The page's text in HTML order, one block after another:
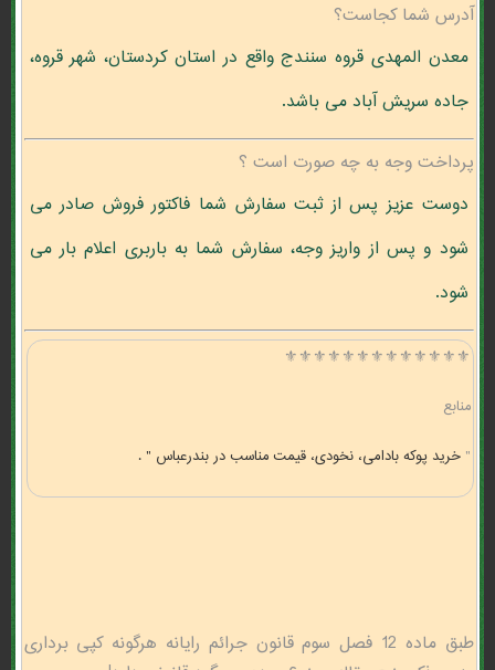
آدرس شما کجاست؟
معدن المهدی قروه سنندج واقع در استان کردستان، شهر قروه،
جاده سریش آباد می باشد.
پرداخت وجه به چه صورت است ؟
دوست عزیز پس از ثبت سفارش شما فاکتور فروش صادر می
شود و پس از واریز وجه، سفارش شما به باربری اعلام بار می
شود.
⚜️⚜️⚜️⚜️⚜️⚜️⚜️⚜️⚜️⚜️⚜️⚜️⚜️
منابع
" خرید پوکه بادامی، نخودی، قیمت مناسب در بندرعباس " .
طبق ماده 12 فصل سوم قانون جرائم رایانه هرگونه کپی برداری